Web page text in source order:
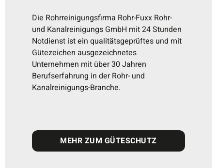
Die Rohrreinigungsfirma Rohr-Fuxx Rohr-
und Kanalreinigungs GmbH mit 24 Stunden
Notdienst ist ein qualitätsgeprüftes und mit
Gütezeichen ausgezeichnetes
Unternehmen mit über 30 Jahren
Berufserfahrung in der Rohr- und
Kanalreinigungs-Branche.
MEHR ZUM GÜTESCHUTZ